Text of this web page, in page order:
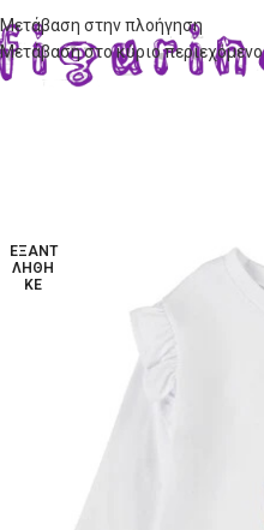
Μετάβαση στην πλοήγηση
Μετάβαση στο κύριο περιεχόμενο
ΕΞΑΝΤ
ΛΉΘΗ
ΚΕ